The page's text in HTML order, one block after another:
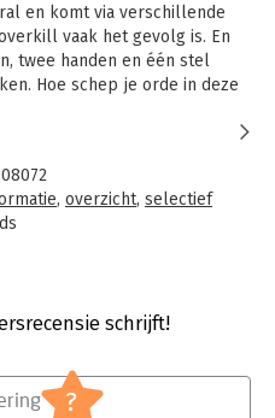
en komt via verschillende
vaak het gevolg is. En
twee handen en één stel
Hoe schep je orde in deze
praktische technieken die je
door selectiever te worden in
, overzicht, selectief
schrijft!
?